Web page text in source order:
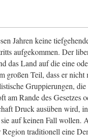
Jahren keine
aufgekommen. Der
das Land auf die eine
großen Teil, dass er nicht
Gruppierungen,
am Rande des Gesetzes
Druck ausüben wird,
auf keinen Fall wollen.
traditionell eine